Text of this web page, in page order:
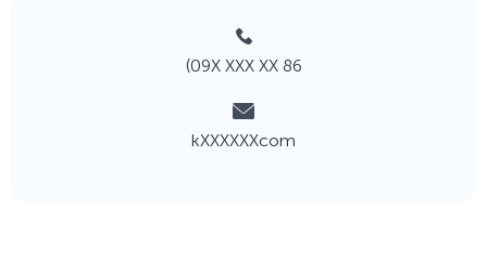
(09Х ХХХ ХХ 86
kХХХХХХcom